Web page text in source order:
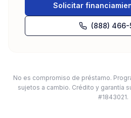
Solicitar
(888) 466-
No es compromiso de préstamo.
sujetos a cambio. Crédito y garantía
#1843021.